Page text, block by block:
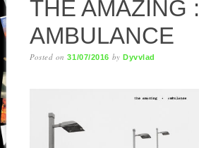
THE AMAZING :
AMBULANCE
Posted on31/07/2016 byDyvvlad